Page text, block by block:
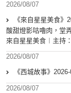
2026/08/07
《來自星星美食
酸甜燈影咕嚕肉，堂
來自星星美食︱主持
2026/08/07
《西城故事》
2026/08/07